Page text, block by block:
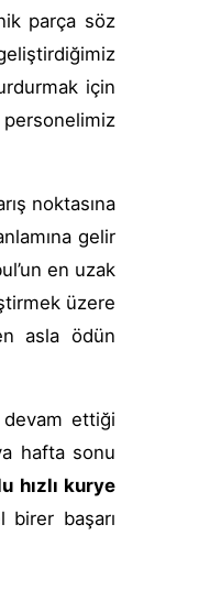
parça söz
için
noktasına
gelir
en uzak
üzere
asla ödün
devam ettiği
hafta sonu
hızlı kurye
birer başarı